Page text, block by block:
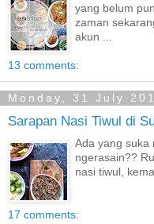
yang belum
zaman
akun ...
13 comments:
Monday, 31 July
Sarapan Nasi Tiwul di
Ada yang suka
ngerasain??
nasi tiwul,
17 comments: